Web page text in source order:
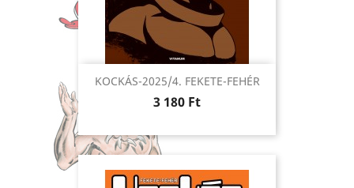
KOCKÁS-2025/4. FEKETE-FEHÉR
Ár
3 180 Ft